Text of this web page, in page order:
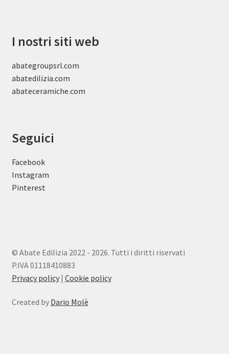
I nostri siti web
abategroupsrl.com
abatedilizia.com
abateceramiche.com
Seguici
Facebook
Instagram
Pinterest
© Abate Edilizia 2022 - 2026. Tutti i diritti riservati
P.IVA 01118410883
Privacy policy| Cookie policy
Created by Dario Molè